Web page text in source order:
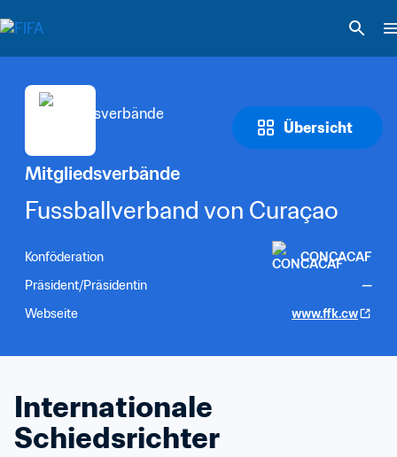
Übersicht
Mitgliedsverbände
Fussballverband von Curaçao
Konföderation
CONCACAF
Präsident/Präsidentin
—
Webseite
www.ffk.cw
Internationale
Schiedsrichter